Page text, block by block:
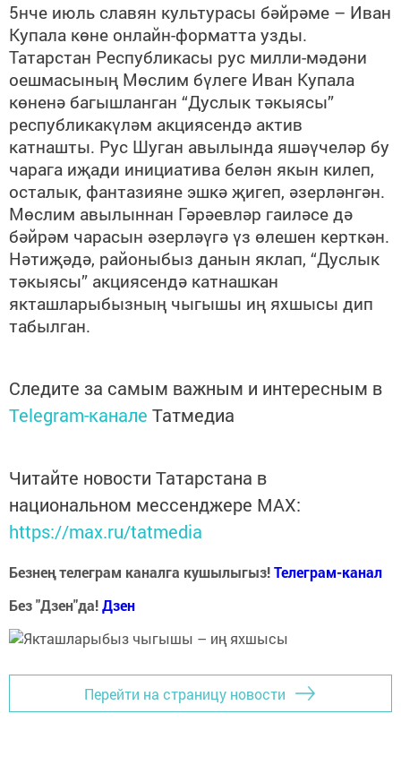
5нче июль славян культурасы бәйрәме – Иван
Купала көне онлайн-форматта узды.
Татарстан Республикасы рус милли-мәдәни
оешмасының Мөслим бүлеге Иван Купала
көненә багышланган “Дуслык тәкыясы”
республикакүләм акциясендә актив
катнашты. Рус Шуган авылында яшәүчеләр бу
чарага иҗади инициатива белән якын килеп,
осталык, фантазияне эшкә җигеп, әзерләнгән.
Мөслим авылыннан Гәрәевләр гаиләсе дә
бәйрәм чарасын әзерләүгә үз өлешен керткән.
Нәтиҗәдә, районыбыз данын яклап, “Дуслык
тәкыясы” акциясендә катнашкан
якташларыбызның чыгышы иң яхшысы дип
табылган.
Следите за самым важным и интересным в
Telegram-канале Татмедиа
Читайте новости Татарстана в
национальном мессенджере MАХ:
https://max.ru/tatmedia
Безнең телеграм каналга кушылыгыз!Телеграм-канал
Без "Дзен"да!Дзен
Перейти на страницу новости